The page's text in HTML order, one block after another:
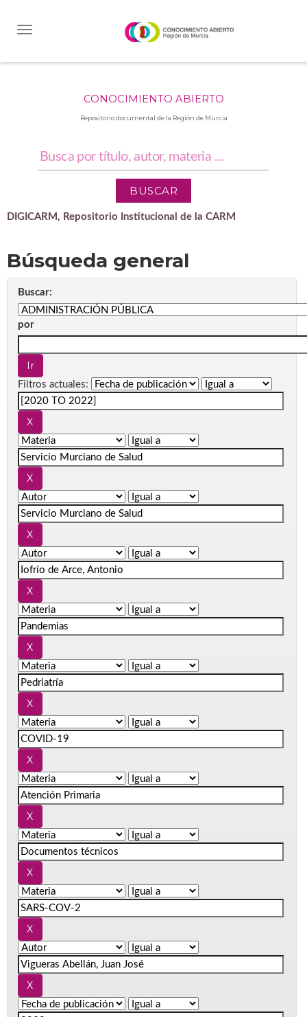
CONOCIMIENTO ABIERTO
Repositorio documental de la Región de Murcia
DIGICARM, Repositorio Institucional de la CARM
Búsqueda general
Buscar:
por
Filtros actuales: